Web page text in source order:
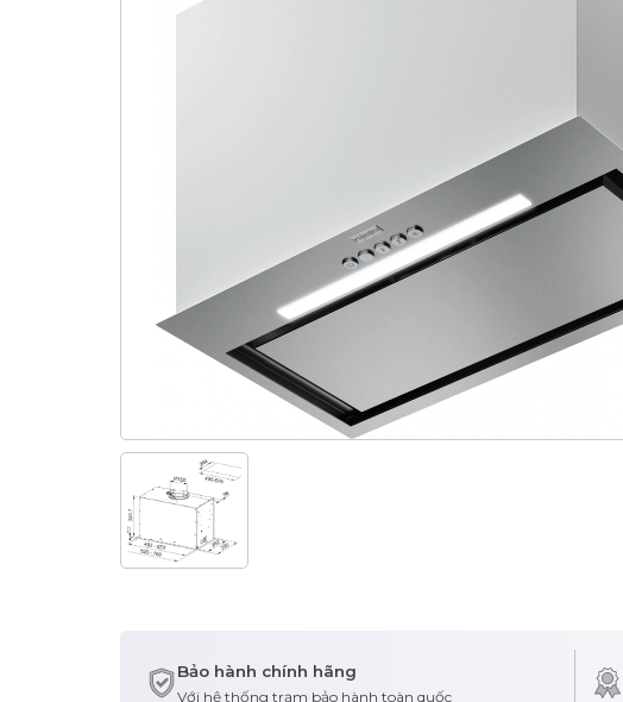
Bảo hành chính hãng
Với hệ thống trạm bảo hành toàn quốc